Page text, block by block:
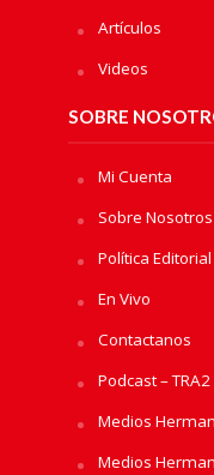
Artículos
Videos
SOBRE
Mi Cuenta
Sobre Nosotros
Política Editorial
En Vivo
Contactanos
Podcast – TRA2
Medios
Medios